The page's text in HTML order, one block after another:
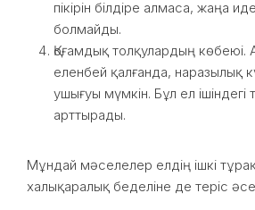
пікірін білдіре алмаса, жаңа
болмайды.
Қоғамдық толқулардың көбеюі.
еленбей қалғанда, наразылық
ушығуы мүмкін. Бұл ел
арттырады.
Мұндай мәселелер елдің ішкі
халықаралық беделіне де теріс